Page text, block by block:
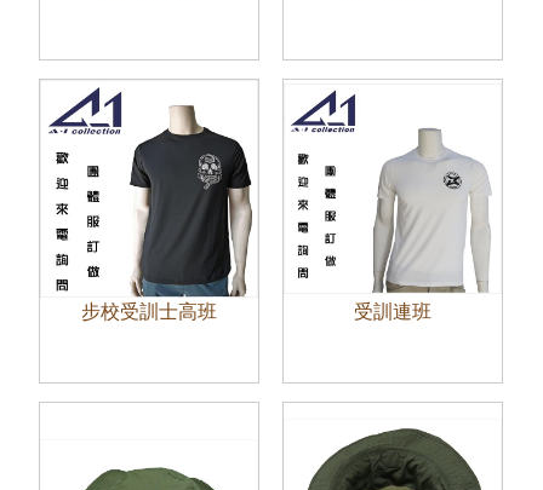
步校受訓士高班 受訓連班